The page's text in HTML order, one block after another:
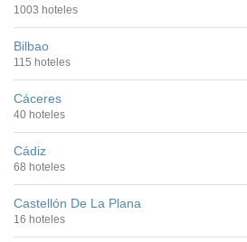
1003 hoteles
Bilbao
115 hoteles
Cáceres
40 hoteles
Cádiz
68 hoteles
Castellón De La Plana
16 hoteles